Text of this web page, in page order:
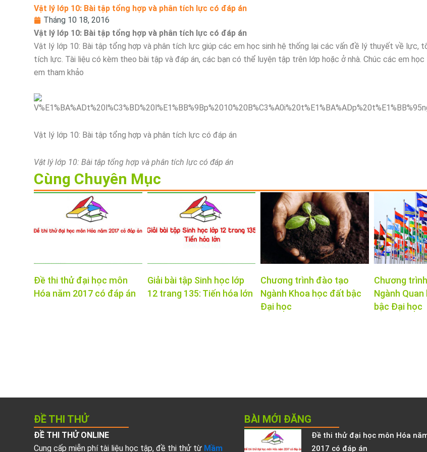
Vật lý lớp 10: Bài tập tổng hợp và phân tích lực có đáp án
Tháng 10 18, 2016
Vật lý lớp 10: Bài tập tổng hợp và phân tích lực có đáp án
Vật lý lớp 10: Bài tập tổng hợp và phân tích lực giúp các em học sinh hệ thống lại các vấn đề lý thuyết về lực,
tích lực. Tài liệu có kèm theo bài tập và đáp án, các bạn có thể luyện tập trên lớp hoặc ở nhà. Chúc các em
em tham khảo
Vật lý lớp 10: Bài tập tổng hợp và phân tích lực có đáp án
Vật lý lớp 10: Bài tập tổng hợp và phân tích lực có đáp án
Cùng Chuyên Mục
Đề thi thử đại học môn
Hóa năm 2017 có đáp án
Giải bài tập Sinh học lớp
12 trang 135: Tiến hóa lớn
Chương trình đào tạo
Ngành Khoa học đất bậc
Đại học
Chương
Ngành
bậc Đại học
ĐỀ THI THỬ
ĐỀ THI THỬ ONLINE
Cung cấp miễn phí tài liệu học tập, đề thi thử từ Mầm
BÀI MỚI ĐĂNG
Đề thi thử đại học môn Hóa
2017 có đáp án